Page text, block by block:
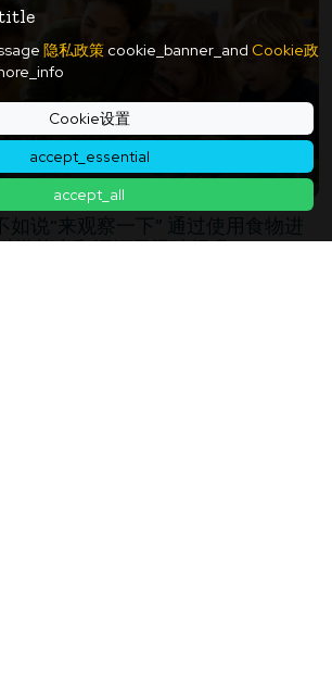
隐私政策 cookie_banner_and Cookie政
Cookie设置
accept_essential
accept_all
如说“来观察一下” 通过使用食物进
学能力和词汇量迅速提升